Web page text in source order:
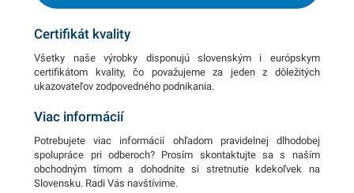
Certifikát kvality
Všetky naše výrobky disponujú slovenským i európskym
certifikátom kvality, čo považujeme za jeden z dôležitých
ukazovateľov zodpovedného podnikania.
Viac informácií
Potrebujete viac informácií ohľadom pravidelnej dlhodobej
spolupráce pri odberoch? Prosím skontaktujte sa s naším
obchodným tímom a dohodnite si stretnutie kdekoľvek na
Slovensku. Radi Vás navštívime.